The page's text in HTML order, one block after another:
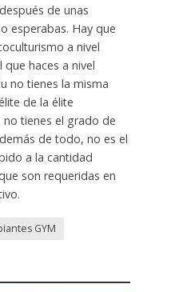
de unas
esperabas. Hay que
a nivel
haces a nivel
no tienes la misma
de la élite
tienes el grado de
de todo, no es el
a la cantidad
son requeridas en
GYM